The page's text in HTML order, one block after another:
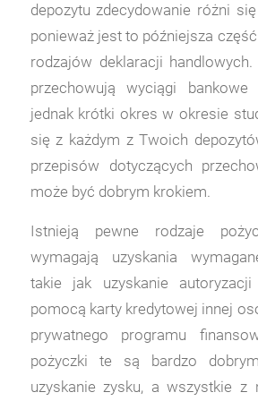
depozytu zdecydowanie różni
ponieważ jest to późniejsza
rodzajów deklaracji
przechowują wyciągi
jednak krótki okres w okresie
się z każdym z Twoich
przepisów dotyczących
może być dobrym krokiem.
Istnieją pewne rodzaje
wymagają uzyskania
takie jak uzyskanie
pomocą karty kredytowej innej
prywatnego programu
pożyczki te są bardzo
uzyskanie zysku, a wszystkie